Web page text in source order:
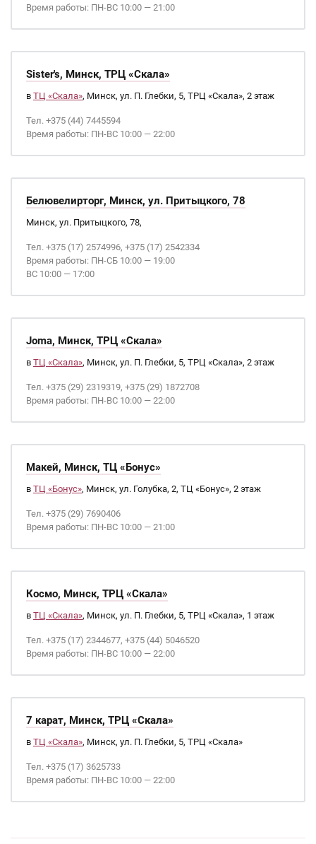
Время работы: ПН-ВС 10:00 — 21:00
Sister's, Минск, ТРЦ «Скала»
в ТЦ «Скала», Минск, ул. П. Глебки, 5, ТРЦ «Скала», 2 этаж
Тел. +375 (44) 7445594
Время работы: ПН-ВС 10:00 — 22:00
Белювелирторг, Минск, ул. Притыцкого, 78
Минск, ул. Притыцкого, 78,
Тел. +375 (17) 2574996, +375 (17) 2542334
Время работы: ПН-СБ 10:00 — 19:00
ВС 10:00 — 17:00
Joma, Минск, ТРЦ «Скала»
в ТЦ «Скала», Минск, ул. П. Глебки, 5, ТРЦ «Скала», 2 этаж
Тел. +375 (29) 2319319, +375 (29) 1872708
Время работы: ПН-ВС 10:00 — 22:00
Макей, Минск, ТЦ «Бонус»
в ТЦ «Бонус», Минск, ул. Голубка, 2, ТЦ «Бонус», 2 этаж
Тел. +375 (29) 7690406
Время работы: ПН-ВС 10:00 — 21:00
Космо, Минск, ТРЦ «Скала»
в ТЦ «Скала», Минск, ул. П. Глебки, 5, ТРЦ «Скала», 1 этаж
Тел. +375 (17) 2344677, +375 (44) 5046520
Время работы: ПН-ВС 10:00 — 22:00
7 карат, Минск, ТРЦ «Скала»
в ТЦ «Скала», Минск, ул. П. Глебки, 5, ТРЦ «Скала»
Тел. +375 (17) 3625733
Время работы: ПН-ВС 10:00 — 22:00
Страницы